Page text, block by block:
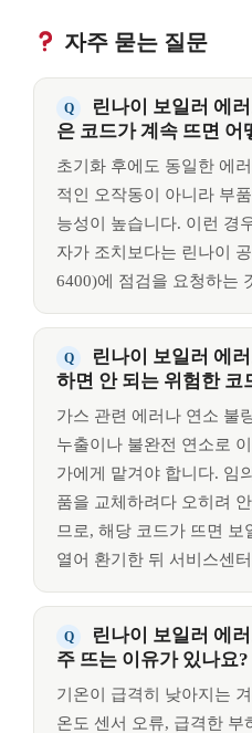
자주 묻는 질문
린나이 보일러 에
은 코드가 계속 뜨면 어
초기화 후에도 동일한 에
적인 오작동이 아니라 부
능성이 높습니다. 이런 경
자가 조치보다는 린나이
6400)에 점검을 요청하는
린나이 보일러 에
하면 안 되는 위험한 코
가스 관련 에러나 연소 불
누출이나 불완전 연소로
가에게 맡겨야 합니다. 임
품을 교체하려다 오히려
므로, 해당 코드가 뜨면 보
열어 환기한 뒤 서비스센
린나이 보일러 에
주 뜨는 이유가 있나요?
기온이 급격히 낮아지는
온도 센서 오류, 급격한 부